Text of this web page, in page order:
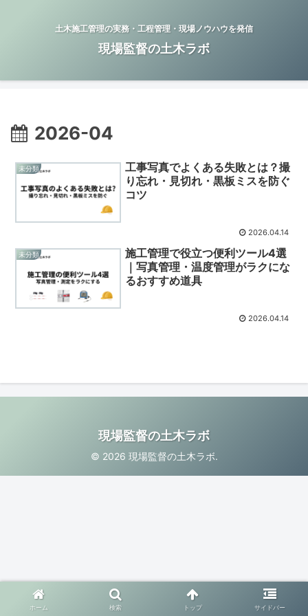
土木施工管理の実務・工程管理・現場ノウハウを発信
現場監督の土木ラボ
2026-04
未分類
工事写真でよくある失敗とは？撮
り忘れ・見切れ・黒板ミスを防ぐ
コツ
2026.04.14
未分類
施工管理で役立つ便利ツール4選
｜写真管理・温度管理がラクにな
るおすすめ道具
2026.04.14
現場監督の土木ラボ
© 2026 現場監督の土木ラボ.
ホーム 検索 トップ サイドバー